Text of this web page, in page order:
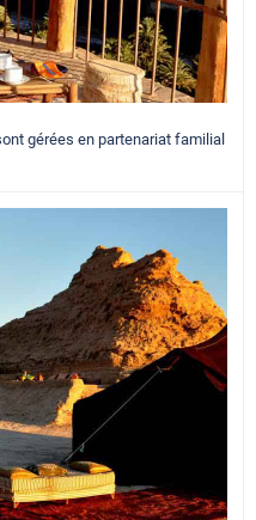
gérées en partenariat familial